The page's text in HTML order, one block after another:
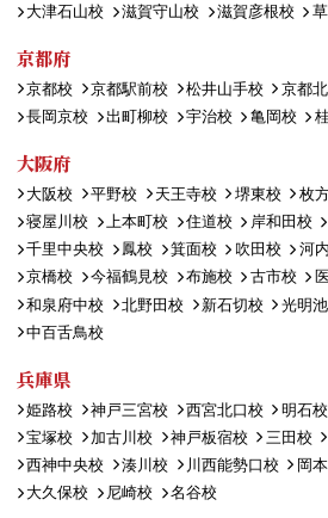
大津石山校 滋賀守山校 滋賀彦根校
京都府
京都校 京都駅前校 松井山手校 京都
長岡京校
出町柳校 宇治校 亀岡校
大阪府
大阪校 平野校 天王寺校 堺東校 枚
寝屋川校
上本町校 住道校 岸和田校
千里中央校
鳳校 箕面校 吹田校 河
京橋校
今福鶴見校 布施校 古市校
和泉府中校
北野田校 新石切校 光明
中百舌鳥校
兵庫県
姫路校 神戸三宮校 西宮北口校 明石校
宝塚校
加古川校 神戸板宿校 三田校
西神中央校
湊川校 川西能勢口校 岡
大久保校
尼崎校 名谷校